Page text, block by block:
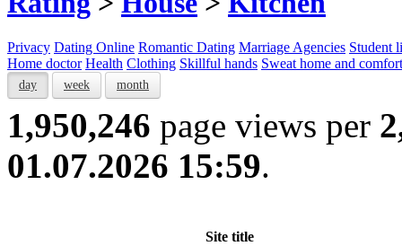
Privacy Dating Online Romantic Dating Marriage Agencies Student
Home doctor Health Clothing Skillful hands Sweat home and comfort
day week month
1,950,246 page views per
01.07.2026 15:59.
Site title